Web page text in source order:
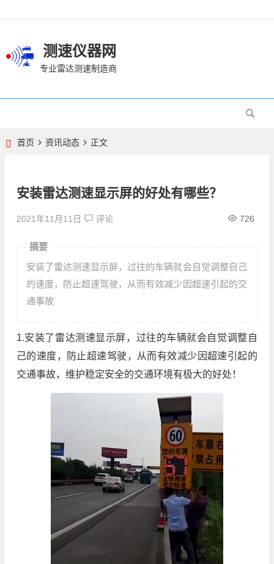
测速仪器网
专业雷达测速制造商
首页 资讯动态 正文
安装雷达测速显示屏的好处有哪些？
2021年11月11日 评论 726
摘要
安装了雷达测速显示屏，过往的车辆就会自觉调整自己
的速度，防止超速驾驶，从而有效减少因超速引起的交
通事故
1.安装了雷达测速显示屏，过往的车辆就会自觉调整自
己的速度，防止超速驾驶，从而有效减少因超速引起的
交通事故，维护稳定安全的交通环境有极大的好处！